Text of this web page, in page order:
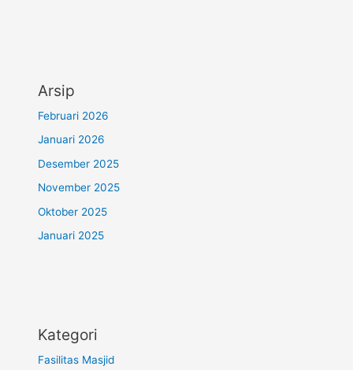
Arsip
Februari 2026
Januari 2026
Desember 2025
November 2025
Oktober 2025
Januari 2025
Kategori
Fasilitas Masjid